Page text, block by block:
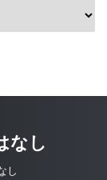
なし
し